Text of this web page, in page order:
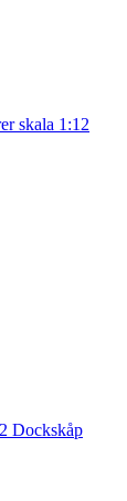
skala 1:12
Dockskåp